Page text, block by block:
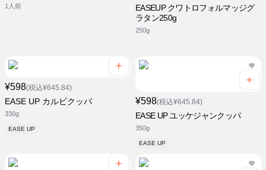
1人前
EASEUP クワトロフォルマッジグ
ラタン250g
250g
¥598(税込¥645.84)
EASE UP カルビクッパ
330g
EASE UP
¥598(税込¥645.84)
EASE UP ユッケジャンクッパ
350g
EASE UP